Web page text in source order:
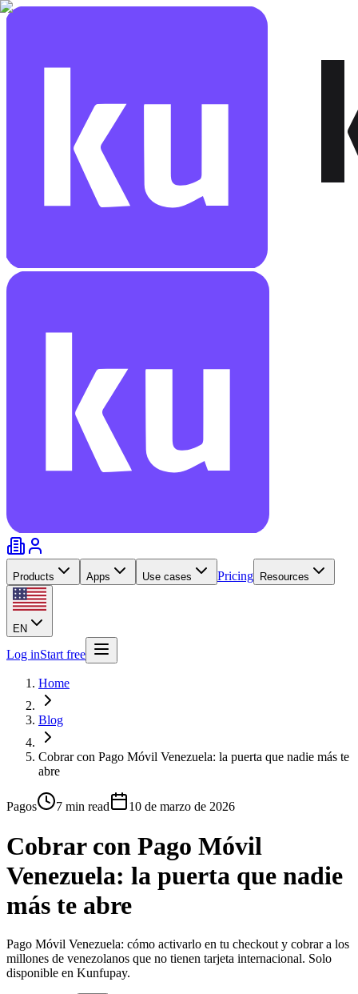
Products Apps Use cases Pricing Resources
EN
Log inStart free
Home
Blog
Cobrar con Pago Móvil Venezuela: la puerta que nadie más te
abre
Pagos 7 min read 10 de marzo de 2026
Cobrar con Pago Móvil
Venezuela: la puerta que nadie
más te abre
Pago Móvil Venezuela: cómo activarlo en tu checkout y cobrar a los
millones de venezolanos que no tienen tarjeta internacional. Solo
disponible en Kunfupay.